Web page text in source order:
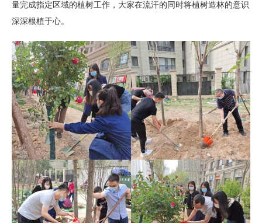
量完成指定区域的植树工作，大家在流汗的同时将植树造林的意识
深深根植于心。